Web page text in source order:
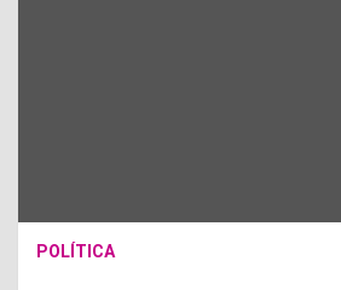
POLÍTICA